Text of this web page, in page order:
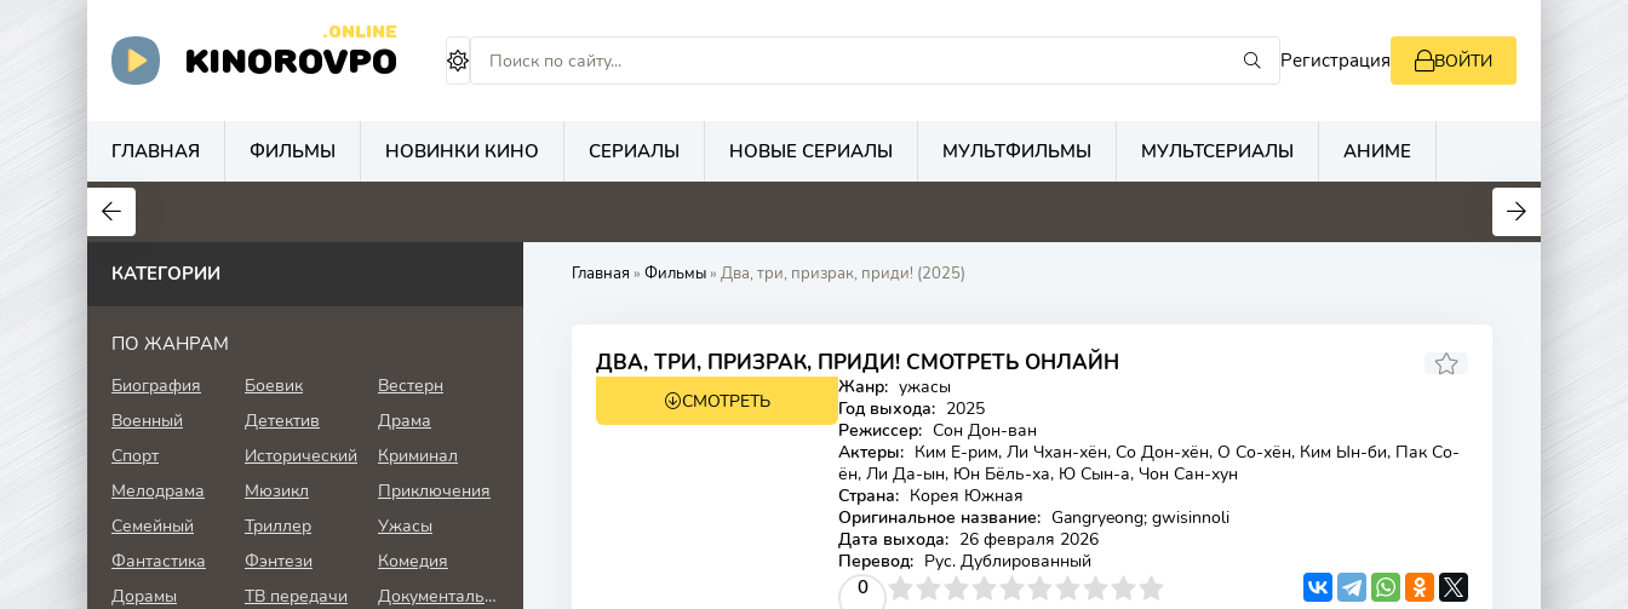
KINOROVPO
.ONLINE
Регистрация ВОЙТИ
ГЛАВНАЯ ФИЛЬМЫ НОВИНКИ КИНО СЕРИАЛЫ НОВЫЕ СЕРИАЛЫ МУЛЬТФИЛЬМЫ МУЛЬТСЕРИАЛЫ АНИМЕ
Главная » Фильмы» Два, три, призрак, приди! (2025)
ДВА, ТРИ, ПРИЗРАК, ПРИДИ! СМОТРЕТЬ ОНЛАЙН
СМОТРЕТЬ
Жанр: ужасы
Год выхода: 2025
Режиссер: Сон Дон-ван
Актеры: Ким Е-рим, Ли Чхан-хён, Со Дон-хён, О Со-хён, Ким Ын-би, Пак Со-
ён, Ли Да-ын, Юн Бёль-ха, Ю Сын-а, Чон Сан-хун
Страна: Корея Южная
Оригинальное название: Gangryeong; gwisinnoli
Дата выхода: 26 февраля 2026
Перевод: Рус. Дублированный
0
4 5 6 7 8 9 10
КАТЕГОРИИ
ПО ЖАНРАМ
Биография Боевик
Вестерн
Военный
Детектив
Драма
Спорт
Исторический
Криминал
Мелодрама
Мюзикл
Приключения
Семейный
Триллер
Ужасы
Фантастика
Фэнтези
Комедия
Дорамы
ТВ передачи Документальный